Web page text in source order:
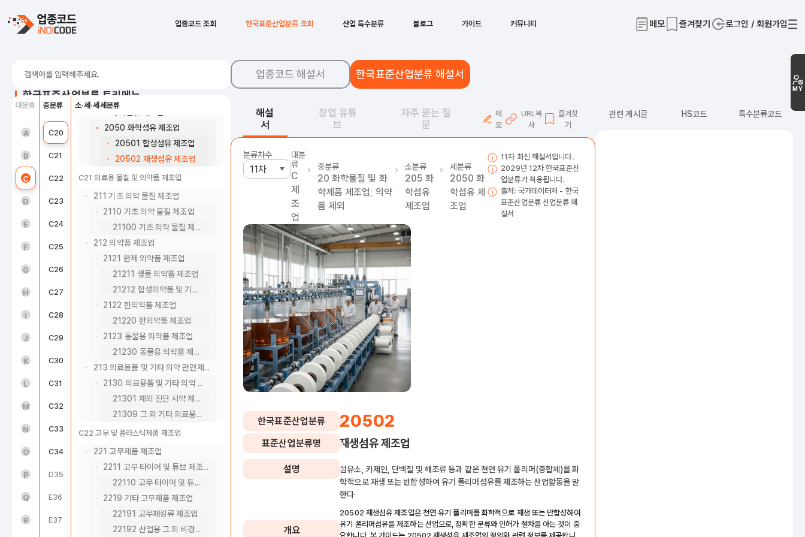
업종코드 조회 한국표준산업분류 조회 산업 특수분류 블로그 가이드 커뮤니티 메모 즐겨찾기 로그인 / 회원가입
MY
한국표준산업분류 트리메뉴
대분류
A 농업, 임업 및 어업(01~03)
B 광업(05~08)
C 제조업(10~34)
D 전기, 가스, 증기 및 공기조절 공급업(35)
E 수도, 하수 및 폐기물 처리, 원료 재생업(36 ~ 39)
F 건설업(41~42)
G 도매 및 소매업(45~47)
H 운수 및 창고업(49~52)
I 숙박 및 음식점업(55~56)
J 정보통신업(58~63)
K 금융 및 보험업(64~66)
L 부동산업(68)
M 전문, 과학 및 기술 서비스업(70~73)
N 사업시설 관리, 사업 지원 및 임대 서비스업(74~76)
O 공공행정, 국방 및 사회보장 행정(84)
P 교육 서비스업(85)
Q 보건업 및 사회복지 서비스업(86~87)
R 예술, 스포츠 및 여가관련 서비스업(90~91)
중분류
C15 가죽, 가방 및 신발 제조업
C19 코크스, 연탄 및 석유정제품 제조업
C20 화학물질 및 화학제품 제조업; 의약품 제외
C21 의료용 물질 및 의약품 제조업
C22 고무 및 플라스틱제품 제조업
C23 비금속 광물제품 제조업
C24 1차 금속 제조업
C25 금속가공제품 제조업; 기계 및 가구 제외
C26 전자부품, 컴퓨터, 영상, 음향 및 통신장비 제조업
C27 의료, 정밀, 광학기기 및 시계 제조업
C28
C29 기타 기계 및 장비 제조업
C30
C31 기타 운송장비 제조업
C32
C33 기타 제품 제조업
C34 산업용 기계 및 장비 수리업
D35 전기, 가스, 증기 및 공기조절 공급업
E36
E37 하수, 폐수 및 분뇨 처리업
소·세·세세분류
20491 감광재료 및 관련 화학제품 제조업
205 화학섬유 제조업
2050 화학섬유 제조업
20501 합성섬유 제조업
20502 재생섬유 제조업
C21 의료용 물질 및 의약품 제조업
211 기초 의약 물질 제조업
2110 기초 의약 물질 제조업
21100 기초 의약 물질 제조업
212 의약품 제조업
2121 완제 의약품 제조업
21211 생물 의약품 제조업
21212 합성의약품 및 기타 완제 의약품 제조업
2122 한의약품 제조업
21220 한의약품 제조업
2123 동물용 의약품 제조업
21230 동물용 의약품 제조업
213 의료용품 및 기타 의약 관련제품 제조업
2130 의료용품 및 기타 의약 관련제품 제조업
21301 체외 진단 시약 제조업
21309 그 외 기타 의료용품 및 의약 관련제품 제조업
C22 고무 및 플라스틱제품 제조업
221 고무제품 제조업
2211 고무 타이어 및 튜브 제조업
22110 고무 타이어 및 튜브 제조업
2219 기타 고무제품 제조업
22191 고무패킹류 제조업
22192 산업용 그 외 비경화 고무제품 제조업
업종코드 해설서 한국표준산업분류 해설서
해설
서
창업 유튜
브
자주 묻는 질
문
메
모
URL복
사
즐겨찾
기
분류차수
대분
류
C
제
조
업
중분류
20 화학물질 및 화
학제품 제조업; 의약
품 제외
소분류
205 화
학섬유
제조업
세분류
2050 화
학섬유 제
조업
11차 최신 해설서입니다.
2029년 12차 한국표준산
업분류가 적용됩니다.
출처: 국가데이터처 - 한국
표준산업분류 산업분류 해
설서
한국표준산업분류 20502
표준산업분류명 재생섬유 제조업
설명
섬유소, 카제인, 단백질 및 해조류 등과 같은 천연 유기 폴리머(중합체)를 화
학적으로 재생 또는 반합성하여 유기 폴리머섬유를 제조하는 산업활동을 말
한다·
개요
20502 재생섬유 제조업은 천연 유기 폴리머를 화학적으로 재생 또는 반합성하여
유기 폴리머섬유를 제조하는 산업으로, 정확한 분류와 인허가 절차를 아는 것이 중
관련 게시글 HS코드 특수분류코드